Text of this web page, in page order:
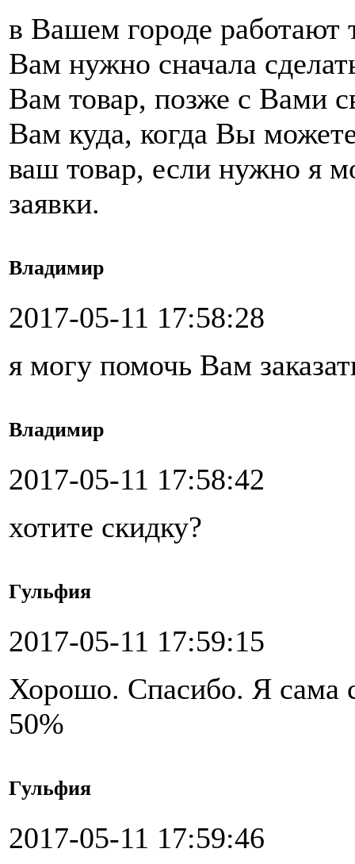
в Вашем городе работают
Вам нужно сначала
Вам товар, позже с Вами
Вам куда, когда Вы
ваш товар, если нужно я
заявки.
Владимир
2017-05-11 17:58:28
я могу помочь Вам
Владимир
2017-05-11 17:58:42
хотите скидку?
Гульфия
2017-05-11 17:59:15
Хорошо. Спасибо. Я сама
50%
Гульфия
2017-05-11 17:59:46